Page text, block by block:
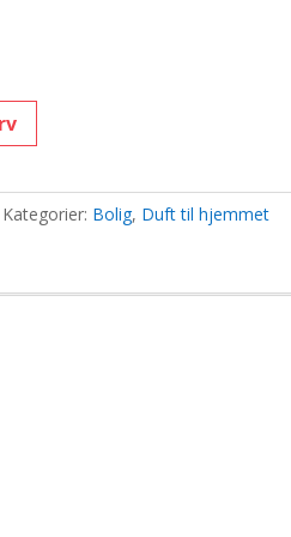
Kategorier: Bolig, Duft til hjemmet